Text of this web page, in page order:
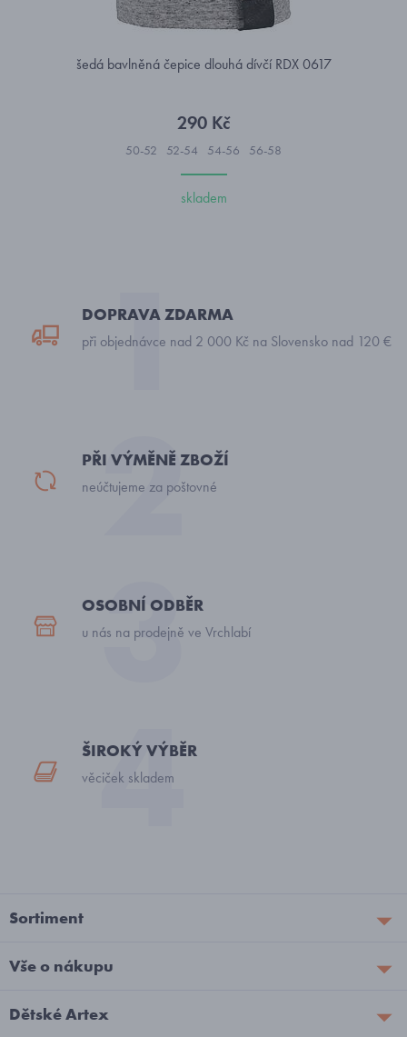
šedá bavlněná čepice dlouhá dívčí RDX 0617
290 Kč
50-52 52-54 54-56 56-58
skladem
DOPRAVA ZDARMA
při objednávce nad 2 000 Kč na Slovensko nad 120 €
PŘI VÝMĚNĚ ZBOŽÍ
neúčtujeme za poštovné
OSOBNÍ ODBĚR
u nás na prodejně ve Vrchlabí
ŠIROKÝ VÝBĚR
věciček skladem
Sortiment
Vše o nákupu
Dětské Artex